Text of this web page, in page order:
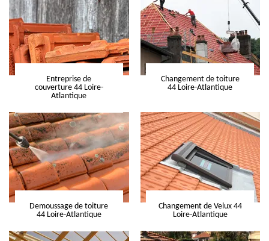
Entreprise de
couverture 44 Loire-
Atlantique
Changement de toiture
44 Loire-Atlantique
Demoussage de toiture
44 Loire-Atlantique
Changement de Velux 44
Loire-Atlantique